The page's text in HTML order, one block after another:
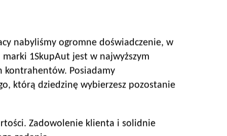
nabyliśmy ogromne doświadczenie, w
1SkupAut jest w najwyższym
kontrahentów. Posiadamy
którą dziedzinę wybierzesz pozostanie
Zadowolenie klienta i solidnie